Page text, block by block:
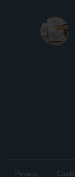
Privacy